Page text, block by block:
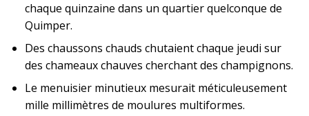
chaque quinzaine dans un quartier quelconque de
Quimper.
Des chaussons chauds chutaient chaque jeudi sur
des chameaux chauves cherchant des champignons.
Le menuisier minutieux mesurait méticuleusement
mille millimètres de moulures multiformes.